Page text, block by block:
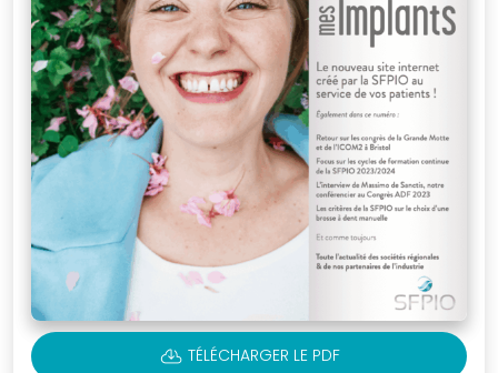
CLOUD_DOWNLOAD TÉLÉCHARGER LE PDF